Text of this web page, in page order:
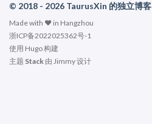
© 2018 - 2026 TaurusXin 的独立博客
Made with ❤️ in Hangzhou
浙ICP备2022025362号-1
使用 Hugo构建
主题 Stack 由 Jimmy设计